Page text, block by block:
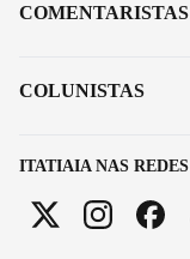
ITATIAIA NAS REDES
COMENTARISTAS
COLUNISTAS